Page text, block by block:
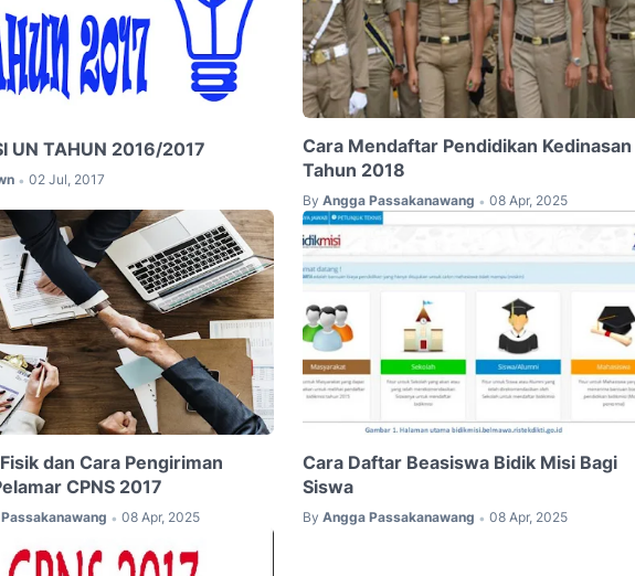
UN TAHUN 2016/2017
• 02 Jul, 2017
Cara Mendaftar Pendidikan Kedinasan
Tahun 2018
By Angga Passakanawang • 08 Apr, 2025
dan Cara Pengiriman
CPNS 2017
• 08 Apr, 2025
Cara Daftar Beasiswa Bidik Misi Bagi
Siswa
By Angga Passakanawang • 08 Apr, 2025